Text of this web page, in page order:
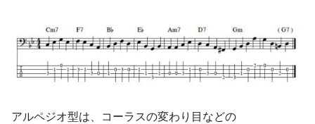
アルペジオ型は、コーラスの変わり目などの